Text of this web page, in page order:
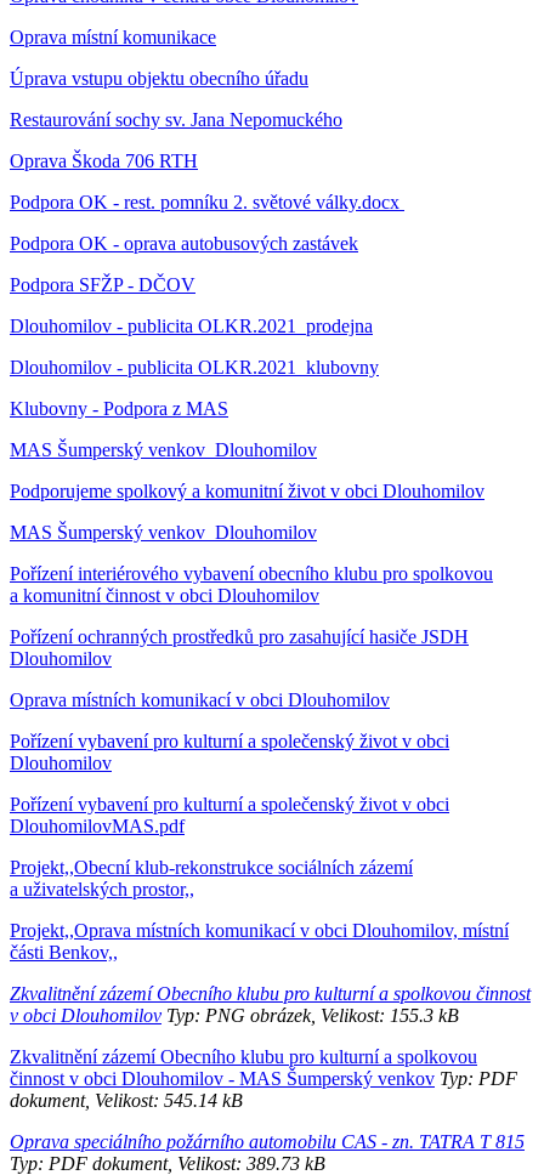
Oprava místní komunikace
Úprava vstupu objektu obecního úřadu
Restaurování sochy sv. Jana Nepomuckého
Oprava Škoda 706 RTH
Podpora OK - rest. pomníku 2. světové války.docx
Podpora OK - oprava autobusových zastávek
Podpora SFŽP - DČOV
Dlouhomilov - publicita OLKR.2021_prodejna
Dlouhomilov - publicita OLKR.2021_klubovny
Klubovny - Podpora z MAS
MAS Šumperský venkov_Dlouhomilov
Podporujeme spolkový a komunitní život v obci Dlouhomilov
MAS Šumperský venkov_Dlouhomilov
Pořízení interiérového vybavení obecního klubu pro spolkovou
a komunitní činnost v obci Dlouhomilov
Pořízení ochranných prostředků pro zasahující hasiče JSDH
Dlouhomilov
Oprava místních komunikací v obci Dlouhomilov
Pořízení vybavení pro kulturní a společenský život v obci
Dlouhomilov
Pořízení vybavení pro kulturní a společenský život v obci
DlouhomilovMAS.pdf
Projekt,,Obecní klub-rekonstrukce sociálních zázemí
a uživatelských prostor,,
Projekt,,Oprava místních komunikací v obci Dlouhomilov, místní
části Benkov,,
Zkvalitnění zázemí Obecního klubu pro kulturní a spolkovou činnost
v obci Dlouhomilov Typ: PNG obrázek, Velikost: 155.3 kB
Zkvalitnění zázemí Obecního klubu pro kulturní a spolkovou
činnost v obci Dlouhomilov - MAS Šumperský venkov Typ: PDF
dokument, Velikost: 545.14 kB
Oprava speciálního požárního automobilu CAS - zn. TATRA T 815
Typ: PDF dokument, Velikost: 389.73 kB